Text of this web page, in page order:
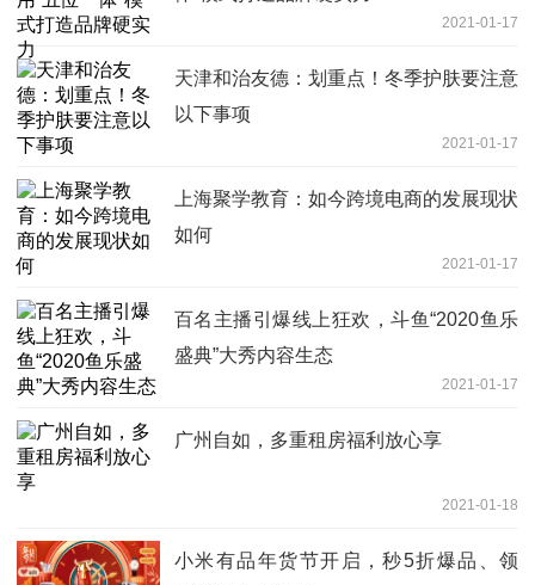
2021-01-17
天津和治友德：划重点！冬季护肤要注意
以下事项
2021-01-17
上海聚学教育：如今跨境电商的发展现状
如何
2021-01-17
百名主播引爆线上狂欢，斗鱼“2020鱼乐
盛典”大秀内容生态
2021-01-17
广州自如，多重租房福利放心享
2021-01-18
小米有品年货节开启，秒5折爆品、领